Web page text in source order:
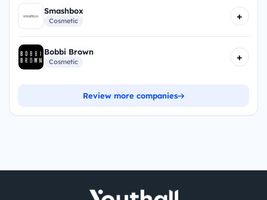
Smashbox
Cosmetic +
Bobbi Brown
Cosmetic +
Review more companies